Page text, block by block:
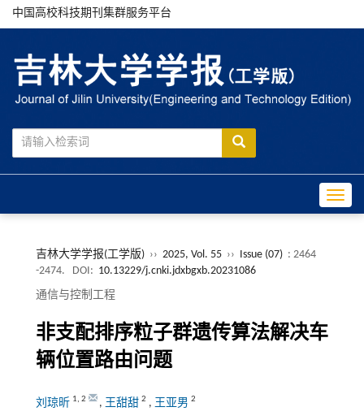
中国高校科技期刊集群服务平台
吉林大学学报(工学版) ›› 2025, Vol. 55 ›› Issue (07) : 2464
-2474.
DOI: 10.13229/j.cnki.jdxbgxb.20231086
通信与控制工程
非支配排序粒子群遗传算法解决车
辆位置路由问题
刘琼昕 1, 2 , 王甜甜 2 , 王亚男 2